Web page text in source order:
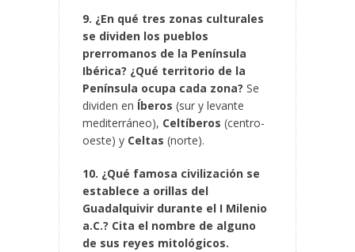
9. ¿En qué tres zonas culturales
se dividen los pueblos
prerromanos de la Península
Ibérica? ¿Qué territorio de la
Península ocupa cada zona? Se
dividen en Íberos (sur y levante
mediterráneo), Celtíberos (centro-
oeste) y Celtas (norte).
10. ¿Qué famosa civilización se
establece a orillas del
Guadalquivir durante el I Milenio
a.C.? Cita el nombre de alguno
de sus reyes mitológicos.